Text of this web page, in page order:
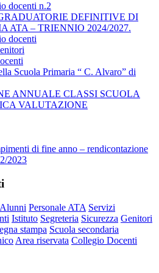
docenti n.2
DEFINITIVE DI
ATA – TRIENNIO 2024/2027.
docenti
Scuola Primaria “ C. Alvaro” di
ANNUALE CLASSI SCUOLA
VALUTAZIONE
di fine anno – rendicontazione
2023
Alunni Personale ATA Servizi
Istituto Segreteria Sicurezza Genitori
stampa Scuola secondaria
Area riservata Collegio Docenti